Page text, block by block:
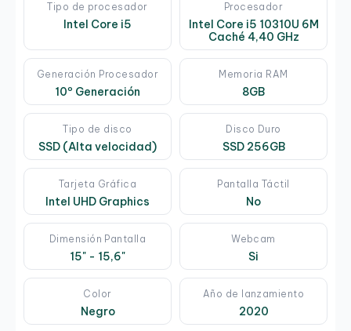
Tipo de procesador
Intel Core i5
Procesador
Intel Core i5 10310U 6M
Caché 4,40 GHz
Generación Procesador
10º Generación
Memoria RAM
8GB
Tipo de disco
SSD (Alta velocidad)
Disco Duro
SSD 256GB
Tarjeta Gráfica
Intel UHD Graphics
Pantalla Táctil
No
Dimensión Pantalla
15" - 15,6"
Webcam
Si
Color
Negro
Año de lanzamiento
2020